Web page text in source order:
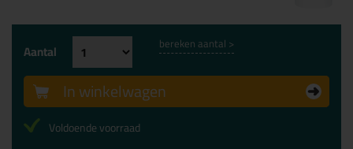
Aantal bereken aantal >
In winkelwagen
Voldoende voorraad